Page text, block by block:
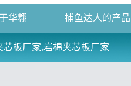
华翱 捕鱼达人的产
板厂家,岩棉夹芯板厂家